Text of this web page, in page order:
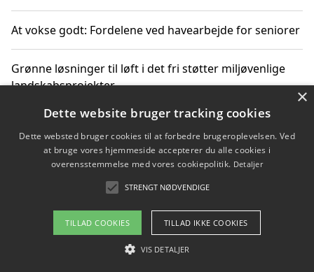
At vokse godt: Fordelene ved havearbejde for seniorer
Grønne løsninger til løft i det fri støtter miljøvenlige
landskabsprojekter
Gør haven til et frirum for familien og naturen
Copyright 2026 - Pilanto Aps
Om / kontakt
Blog Betingelser
×
Dette website bruger tracking cookies
Dette websted bruger cookies til at forbedre brugeroplevelsen. Ved
at bruge vores hjemmeside accepterer du alle cookies i
overensstemmelse med vores cookiepolitik. Detaljer
STRENGT NØDVENDIGE
TILLAD COOKIES TILLAD IKKE COOKIES
VIS DETALJER